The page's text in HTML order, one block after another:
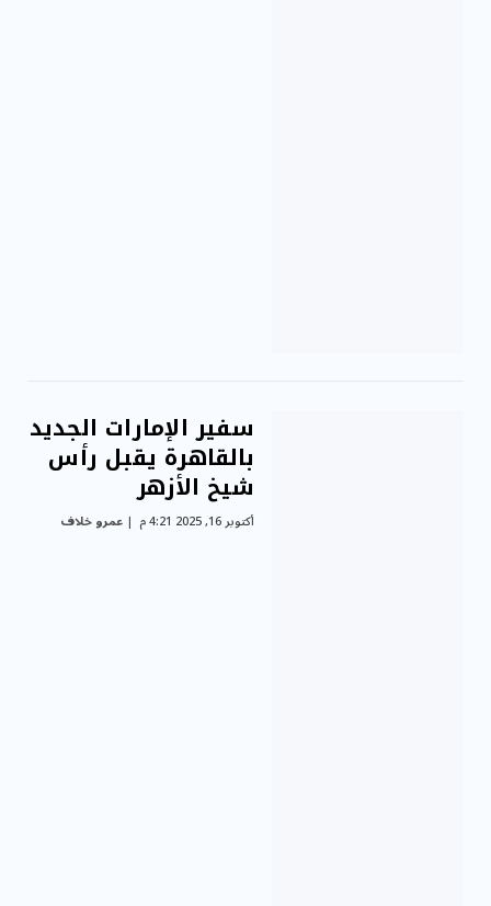
سفير الإمارات الجديد
بالقاهرة يقبل رأس
شيخ الأزهر
أكتوبر 16, 2025 4:21 م عمرو خلاف